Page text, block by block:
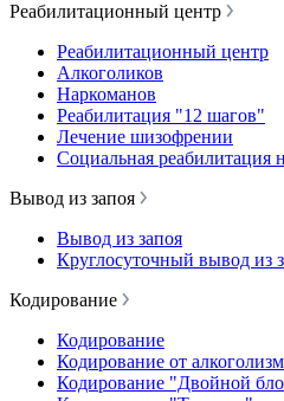
Реабилитационный центр
Реабилитационный центр
Алкоголиков
Наркоманов
Реабилитация "12 шагов"
Лечение шизофрении
Социальная реабилитация
Вывод из запоя
Вывод из запоя
Круглосуточный вывод из
Кодирование
Кодирование
Кодирование от
Кодирование "Двойной